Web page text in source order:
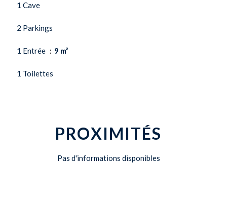
1 Cave
2 Parkings
1 Entrée 9 m²
1 Toilettes
PROXIMITÉS
Pas d'informations disponibles